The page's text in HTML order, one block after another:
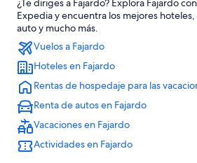
Hoteles en Ceiba
Hoteles en Quebrada Vueltas
Hoteles en Pitahaya
Hoteles de lujo en Las Croabas
Hoteles con vista en Las Croabas
Hoteles en Las Croabas
Hoteles cerca de Laguna Grande
¿Te diriges a Fajardo? Explora Fajardo
Expedia y encuentra los mejores
auto y mucho más.
Vuelos a Fajardo
Hoteles en Fajardo
Rentas de hospedaje para las
Renta de autos en Fajardo
Vacaciones en Fajardo
Actividades en Fajardo